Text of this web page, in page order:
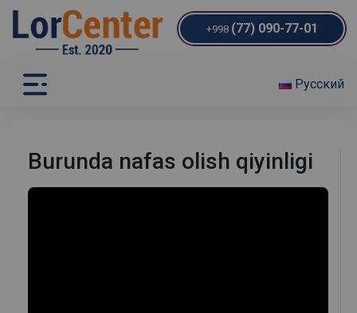
+998 (77) 090-77-01
Русский
Burunda nafas olish qiyinligi